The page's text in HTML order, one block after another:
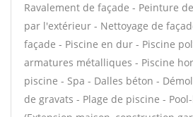
Ravalement de façade - Peinture
par l'extérieur - Nettoyage de
façade - Piscine en dur - Piscine
armatures métalliques - Piscine
piscine - Spa - Dalles béton -
de gravats - Plage de piscine -